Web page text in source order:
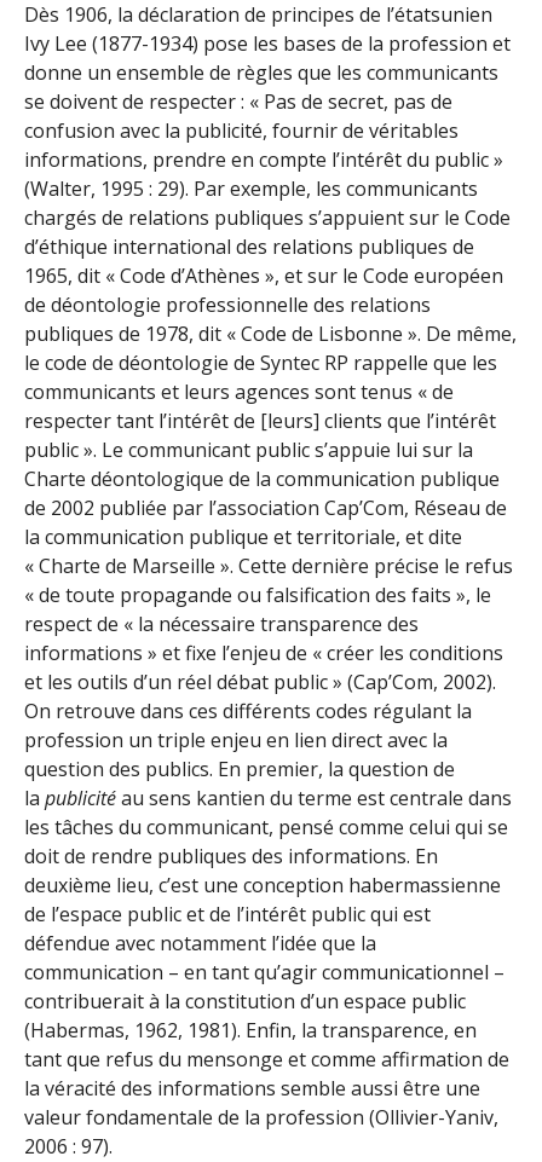
Dès 1906, la déclaration de principes de l’étatsunien
Ivy Lee (1877-1934) pose les bases de la profession et
donne un ensemble de règles que les communicants
se doivent de respecter : « Pas de secret, pas de
confusion avec la publicité, fournir de véritables
informations, prendre en compte l’intérêt du public »
(Walter, 1995 : 29). Par exemple, les communicants
chargés de relations publiques s’appuient sur le Code
d’éthique international des relations publiques de
1965, dit « Code d’Athènes », et sur le Code européen
de déontologie professionnelle des relations
publiques de 1978, dit « Code de Lisbonne ». De même,
le code de déontologie de Syntec RP rappelle que les
communicants et leurs agences sont tenus « de
respecter tant l’intérêt de [leurs] clients que l’intérêt
public ». Le communicant public s’appuie lui sur la
Charte déontologique de la communication publique
de 2002 publiée par l’association Cap’Com, Réseau de
la communication publique et territoriale, et dite
« Charte de Marseille ». Cette dernière précise le refus
« de toute propagande ou falsification des faits », le
respect de « la nécessaire transparence des
informations » et fixe l’enjeu de « créer les conditions
et les outils d’un réel débat public » (Cap’Com, 2002).
On retrouve dans ces différents codes régulant la
profession un triple enjeu en lien direct avec la
question des publics. En premier, la question de
la publicitéau sens kantien du terme est centrale dans
les tâches du communicant, pensé comme celui qui se
doit de rendre publiques des informations. En
deuxième lieu, c’est une conception habermassienne
de l’espace public et de l’intérêt public qui est
défendue avec notamment l’idée que la
communication – en tant qu’agir communicationnel –
contribuerait à la constitution d’un espace public
(Habermas, 1962, 1981). Enfin, la transparence, en
tant que refus du mensonge et comme affirmation de
la véracité des informations semble aussi être une
valeur fondamentale de la profession (Ollivier-Yaniv,
2006 : 97).